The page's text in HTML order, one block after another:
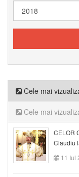
Cele mai
Cele mai
CELOR
Claudiu
11 Iul